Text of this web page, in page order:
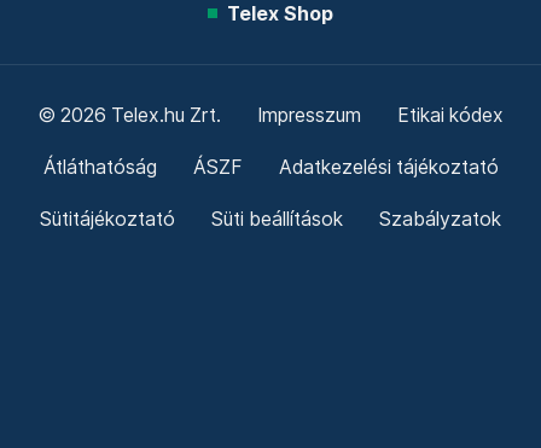
Telex Shop
© 2026 Telex.hu Zrt. Impresszum Etikai kódex
Átláthatóság ÁSZF Adatkezelési tájékoztató
Sütitájékoztató Süti beállítások Szabályzatok